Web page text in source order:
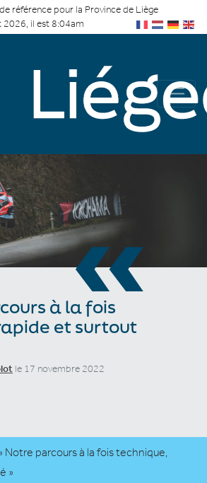
référence pour la Province de Liège
2026, il est 8:04am
«
à la fois
et surtout
le 17 novembre 2022
Notre parcours à la fois technique,
»